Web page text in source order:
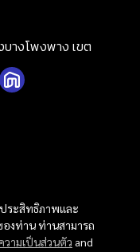
ระสิทธิภาพและ
งท่าน ท่านสามารถ
วามเป็นส่วนตัว and
างโพงพาง เขต